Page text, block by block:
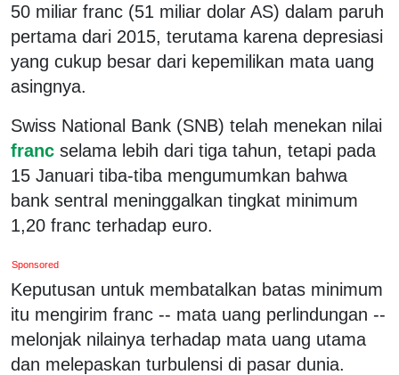
50 miliar franc (51 miliar dolar AS) dalam paruh
pertama dari 2015, terutama karena depresiasi
yang cukup besar dari kepemilikan mata uang
asingnya.
Swiss National Bank (SNB) telah menekan nilai
franc selama lebih dari tiga tahun, tetapi pada
15 Januari tiba-tiba mengumumkan bahwa
bank sentral meninggalkan tingkat minimum
1,20 franc terhadap euro.
Sponsored
Keputusan untuk membatalkan batas minimum
itu mengirim franc -- mata uang perlindungan --
melonjak nilainya terhadap mata uang utama
dan melepaskan turbulensi di pasar dunia.